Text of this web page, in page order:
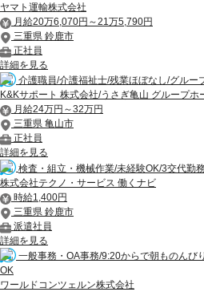
ヤマト運輸株式会社
月給20万6,070円～21万5,790円
三重県 鈴鹿市
正社員
詳細を見る
介護職員/介護福祉士/残業ほぼなし/グルー
K&Kサポート 株式会社/うさぎ亀山 グループホ
月給24万円～32万円
三重県 亀山市
正社員
詳細を見る
検査・組立・機械作業/未経験OK/3交代勤
株式会社テクノ・サービス 働くナビ
時給1,400円
三重県 鈴鹿市
派遣社員
詳細を見る
一般事務・OA事務/9:20からで朝ものんび
OK
ワールドコンツェルン株式会社